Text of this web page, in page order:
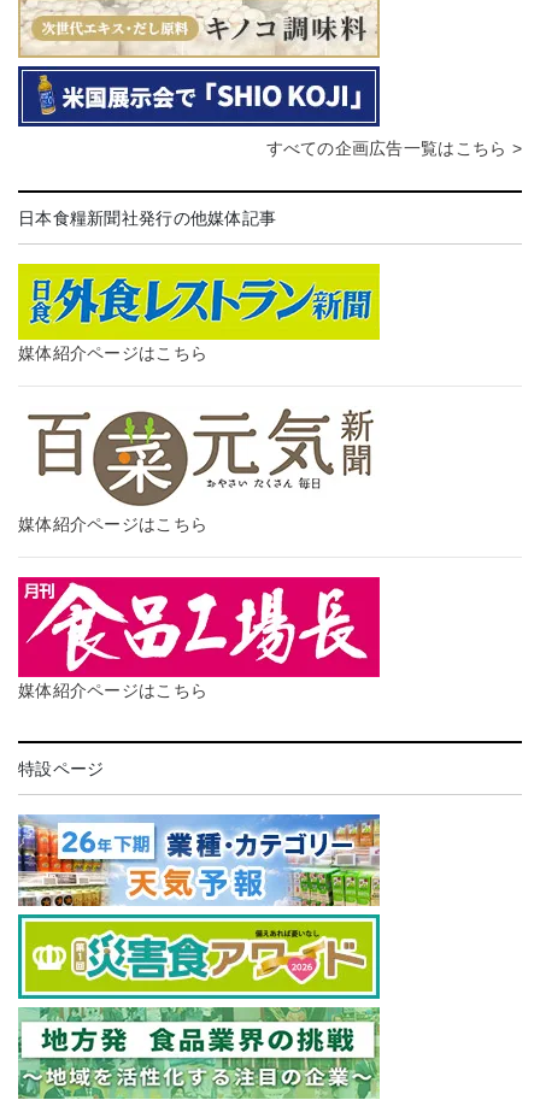
すべての企画広告一覧はこちら >
日本食糧新聞社発行の他媒体記事
媒体紹介ページはこちら
媒体紹介ページはこちら
媒体紹介ページはこちら
特設ページ